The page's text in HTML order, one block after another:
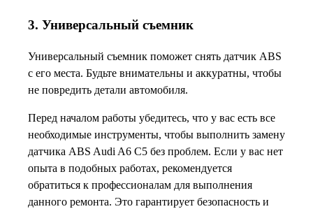
3. Универсальный съемник
Универсальный съемник поможет снять датчик ABS
с его места. Будьте внимательны и аккуратны, чтобы
не повредить детали автомобиля.
Перед началом работы убедитесь, что у вас есть все
необходимые инструменты, чтобы выполнить замену
датчика ABS Audi A6 C5 без проблем. Если у вас нет
опыта в подобных работах, рекомендуется
обратиться к профессионалам для выполнения
данного ремонта. Это гарантирует безопасность и